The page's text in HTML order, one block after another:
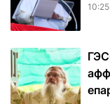
10:25